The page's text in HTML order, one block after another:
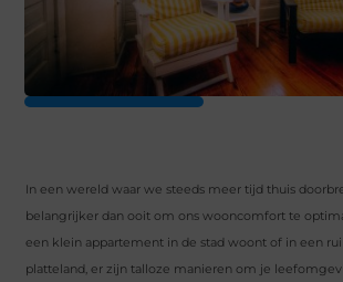
In een wereld waar we steeds meer tijd thuis
belangrijker dan ooit om ons wooncomfort te
een klein appartement in de stad woont of in een
platteland, er zijn talloze manieren om je